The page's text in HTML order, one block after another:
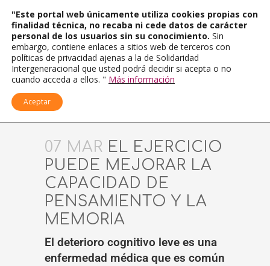
07 MAR EL EJERCICIO
PUEDE MEJORAR LA
CAPACIDAD DE
PENSAMIENTO Y LA
MEMORIA
El deterioro cognitivo leve es una
enfermedad médica que es común
"Este portal web únicamente utiliza cookies propias con
finalidad técnica, no recaba ni cede datos de carácter
personal de los usuarios sin su conocimiento. Sin
embargo, contiene enlaces a sitios web de terceros con
políticas de privacidad ajenas a la de Solidaridad
Intergeneracional que usted podrá decidir si acepta o no
cuando acceda a ellos. " Más información
Aceptar